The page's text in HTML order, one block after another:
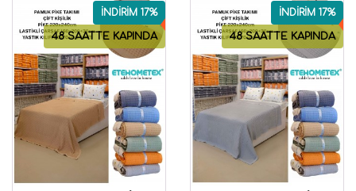
48 SAATTE KAPINDA
İNDİRİM 17%
48 SAATTE KAPINDA
İNDİRİM 17%